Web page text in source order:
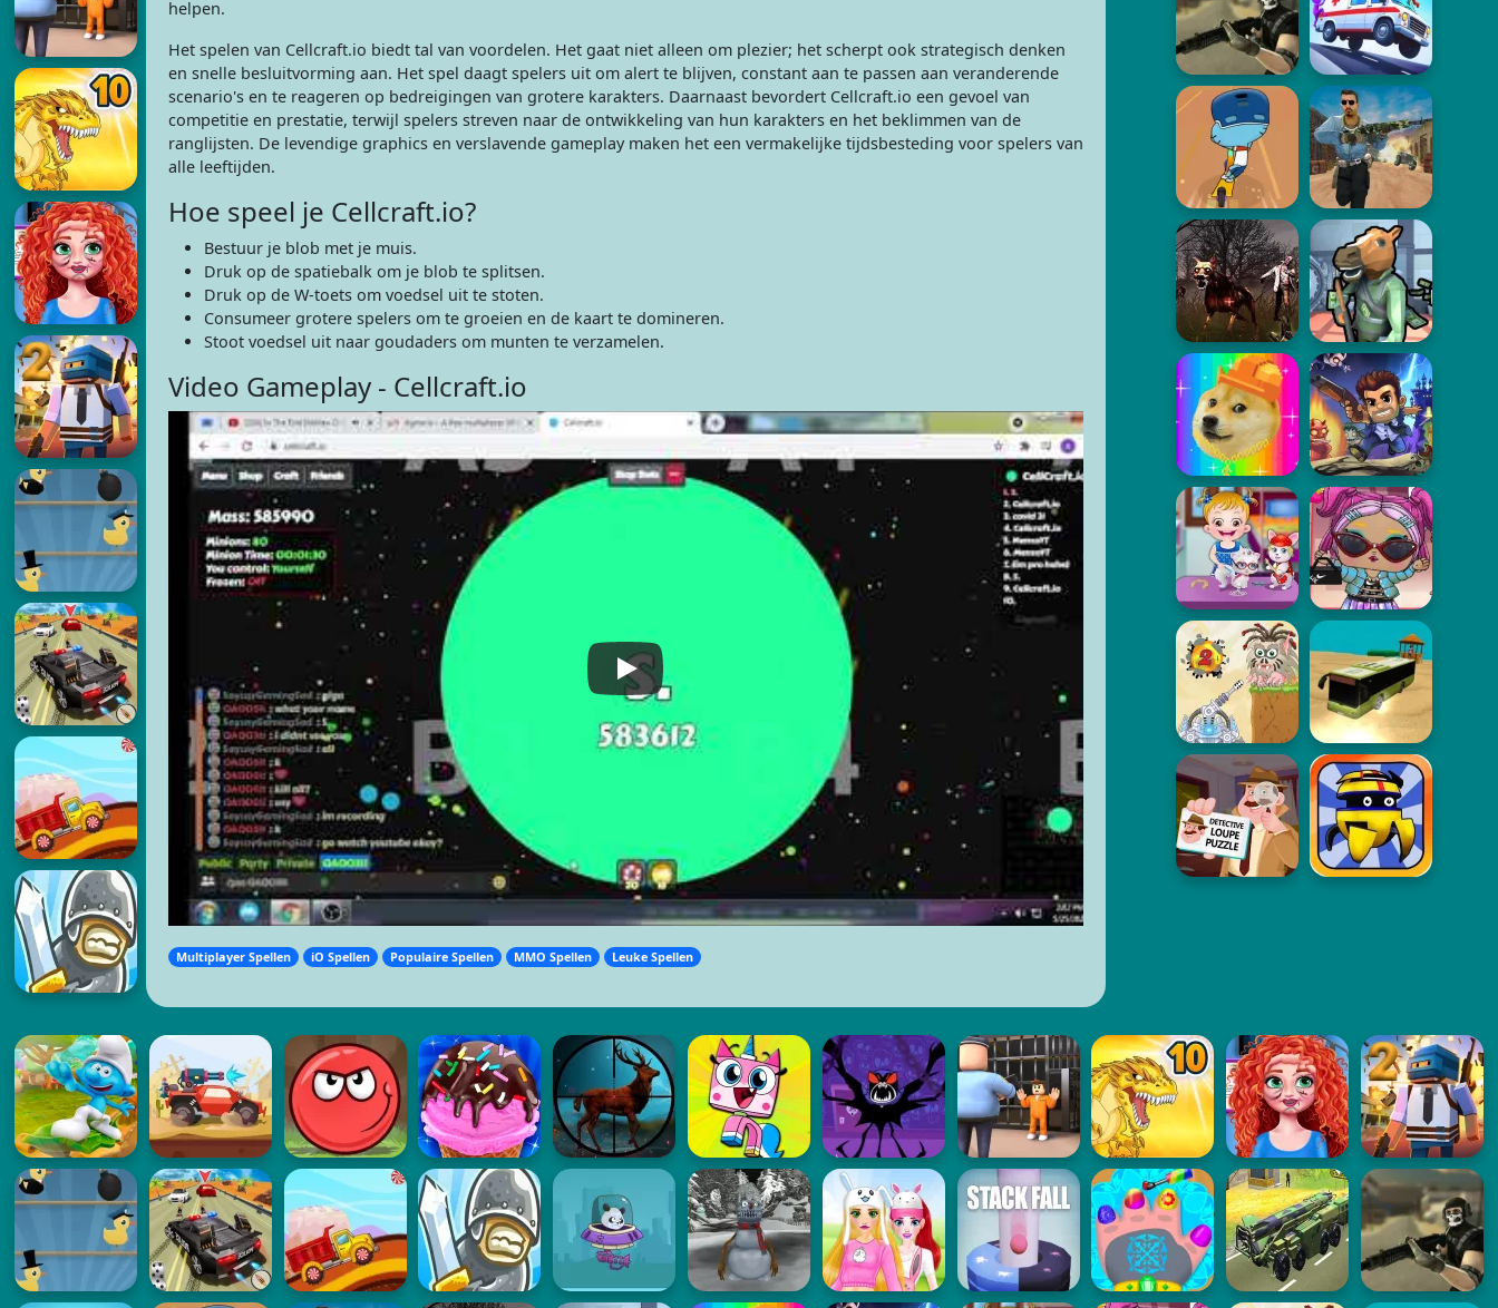
helpen.
Het spelen van Cellcraft.io biedt tal van voordelen. Het gaat niet alleen om plezier; het scherpt ook strategisch denken
en snelle besluitvorming aan. Het spel daagt spelers uit om alert te blijven, constant aan te passen aan veranderende
scenario's en te reageren op bedreigingen van grotere karakters. Daarnaast bevordert Cellcraft.io een gevoel van
competitie en prestatie, terwijl spelers streven naar de ontwikkeling van hun karakters en het beklimmen van de
ranglijsten. De levendige graphics en verslavende gameplay maken het een vermakelijke tijdsbesteding voor spelers van
alle leeftijden.
Hoe speel je Cellcraft.io?
Bestuur je blob met je muis.
Druk op de spatiebalk om je blob te splitsen.
Druk op de W-toets om voedsel uit te stoten.
Consumeer grotere spelers om te groeien en de kaart te domineren.
Stoot voedsel uit naar goudaders om munten te verzamelen.
Video Gameplay - Cellcraft.io
Multiplayer Spellen iO Spellen Populaire Spellen MMO Spellen Leuke Spellen